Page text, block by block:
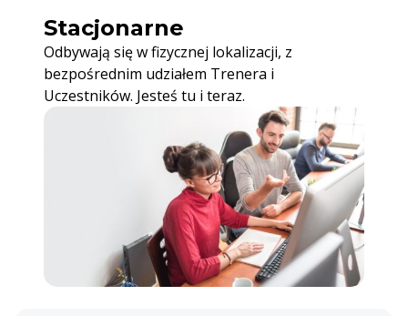
Stacjonarne
Odbywają się w fizycznej lokalizacji, z
bezpośrednim udziałem Trenera i
Uczestników. Jesteś tu i teraz.